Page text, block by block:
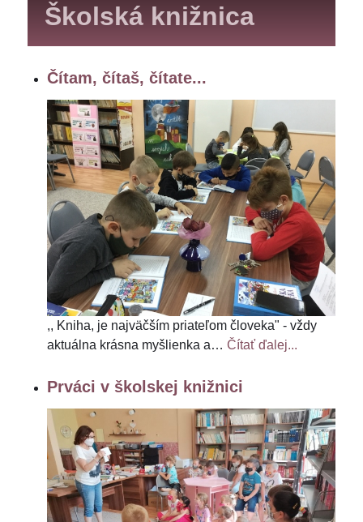
Školská knižnica
Čítam, čítaš, čítate...
,, Kniha, je najväčším priateľom človeka" - vždy
aktuálna krásna myšlienka a… Čítať ďalej...
Prváci v školskej knižnici